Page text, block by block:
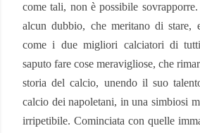
come tali, non è possibile
alcun dubbio, che meritano di stare,
come i due migliori calciatori di
saputo fare cose meravigliose, che
storia del calcio, unendo il suo
calcio dei napoletani, in una simbiosi
irripetibile. Cominciata con quelle